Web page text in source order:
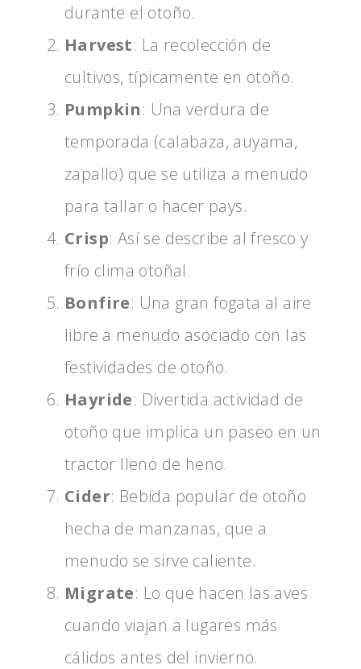
durante el otoño.
Harvest: La recolección de
cultivos, típicamente en otoño.
Pumpkin: Una verdura de
temporada (calabaza, auyama,
zapallo) que se utiliza a menudo
para tallar o hacer pays.
Crisp: Así se describe al fresco y
frío clima otoñal.
Bonfire: Una gran fogata al aire
libre a menudo asociado con las
festividades de otoño.
Hayride: Divertida actividad de
otoño que implica un paseo en un
tractor lleno de heno.
Cider: Bebida popular de otoño
hecha de manzanas, que a
menudo se sirve caliente.
Migrate: Lo que hacen las aves
cuando viajan a lugares más
cálidos antes del invierno.